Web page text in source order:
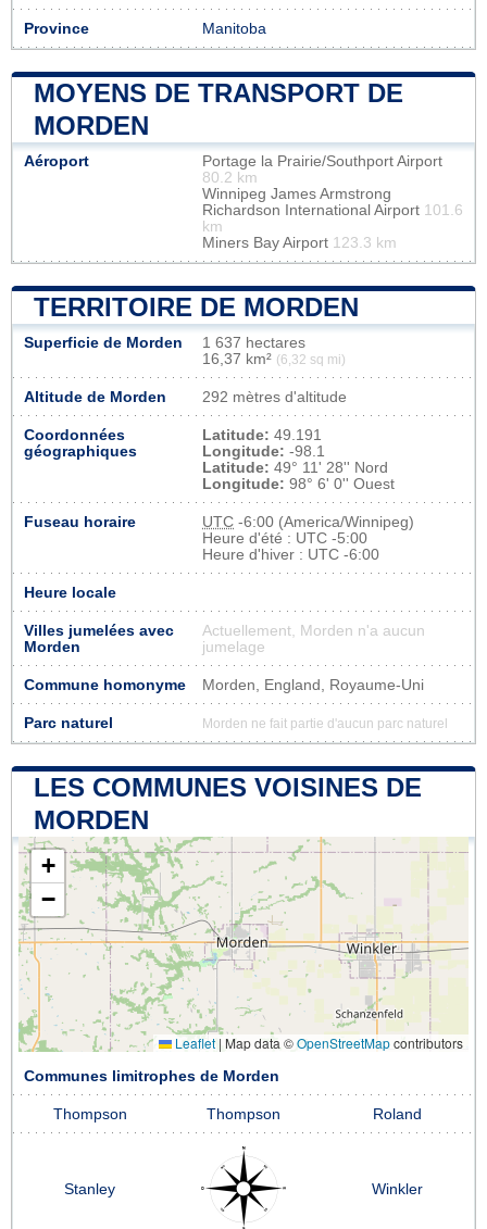
Province Manitoba
MOYENS DE TRANSPORT DE
MORDEN
Aéroport
Portage la Prairie/Southport Airport
80.2 km
Winnipeg James Armstrong
Richardson International Airport 101.6
km
Miners Bay Airport 123.3 km
TERRITOIRE DE MORDEN
Superficie de Morden
1 637 hectares
16,37 km² (6,32 sq mi)
Altitude de Morden 292 mètres d'altitude
Coordonnées
géographiques
Latitude: 49.191
Longitude: -98.1
Latitude: 49° 11' 28'' Nord
Longitude: 98° 6' 0'' Ouest
Fuseau horaire UTC -6:00 (America/Winnipeg)
Heure d'été : UTC -5:00
Heure d'hiver : UTC -6:00
Heure locale
Villes jumelées avec
Morden
Actuellement, Morden n'a aucun
jumelage
Commune homonyme Morden, England, Royaume-Uni
Parc naturel Morden ne fait partie d'aucun parc naturel
LES COMMUNES VOISINES DE
MORDEN
+
−
Leaflet | Map data ©OpenStreetMapcontributors
Communes limitrophes de Morden
Thompson Thompson Roland
Stanley Winkler